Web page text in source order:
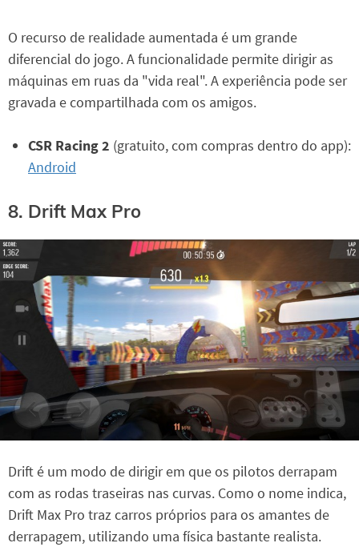
O recurso de realidade aumentada é um grande
diferencial do jogo. A funcionalidade permite dirigir as
máquinas em ruas da "vida real". A experiência pode ser
gravada e compartilhada com os amigos.
CSR Racing 2 (gratuito, com compras dentro do app):
Android
8. Drift Max Pro
Drift é um modo de dirigir em que os pilotos derrapam
com as rodas traseiras nas curvas. Como o nome indica,
Drift Max Pro traz carros próprios para os amantes de
derrapagem, utilizando uma física bastante realista.